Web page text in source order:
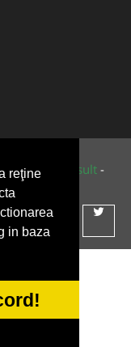
reţine
in baza
Tokaido Consult -